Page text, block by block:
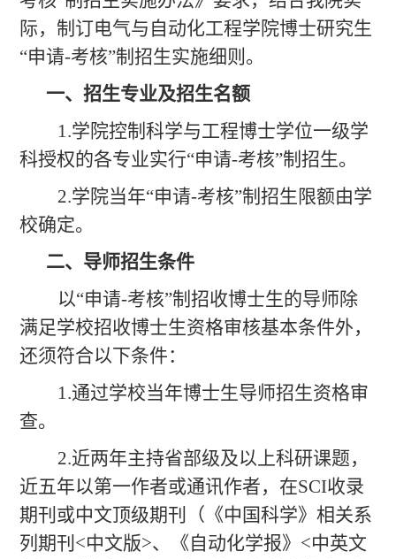
际，制订电气与自动化工程学院博士研究生
“申请-考核”制招生实施细则。
一、招生专业及招生名额
1.学院控制科学与工程博士学位一级学
科授权的各专业实行“申请-考核”制招生。
2.学院当年“申请-考核”制招生限额由学
校确定。
二、导师招生条件
以“申请-考核”制招收博士生的导师除
满足学校招收博士生资格审核基本条件外，
还须符合以下条件：
1.通过学校当年博士生导师招生资格审
查。
2.近两年主持省部级及以上科研课题，
近五年以第一作者或通讯作者，在SCI收录
期刊或中文顶级期刊（《中国科学》相关系
列期刊<中文版>、《自动化学报》<中英文